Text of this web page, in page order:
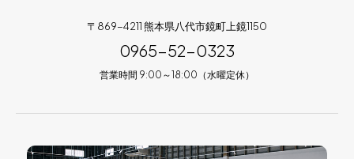
〒869-4211 熊本県八代市鏡町上鏡1150
0965-52-0323
営業時間 9:00～18:00（水曜定休）